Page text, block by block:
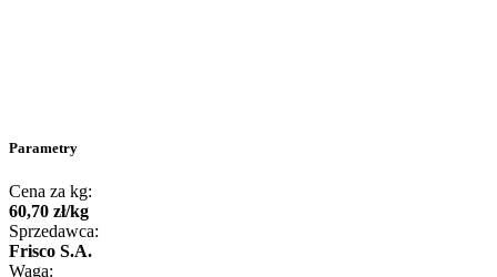
Parametry
Cena za kg:
60,70 zł/kg
Sprzedawca:
Frisco S.A.
Waga: